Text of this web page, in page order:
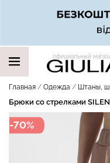
официальный
Главная Одежда Штаны,
Брюки со стрелками
-70%
НАШИ ТРЕНДОВЫЕ